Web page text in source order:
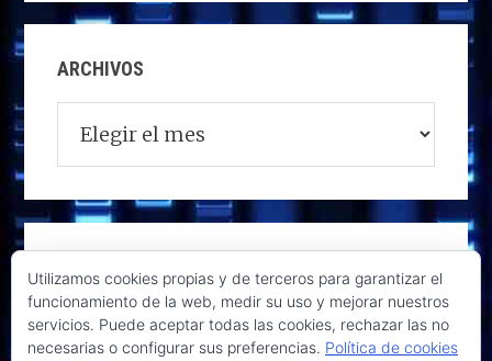
ARCHIVOS
Utilizamos cookies propias y de terceros para garantizar el
funcionamiento de la web, medir su uso y mejorar nuestros
servicios. Puede aceptar todas las cookies, rechazar las no
necesarias o configurar sus preferencias. Política de cookies